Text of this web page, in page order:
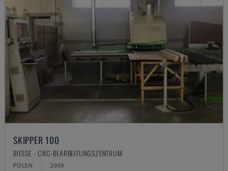
SKIPPER 100
BIESSE - CNC-BEARBEITUNGSZENTRUM
POLEN 2009